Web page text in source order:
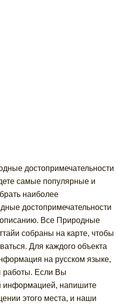
достопримечательности
самые популярные и
наиболее
достопримечательности
Все Природные
собраны на карте, чтобы
Для каждого объекта
на русском языке,
работы. Если Вы
информацией, напишите
этого места, и наши